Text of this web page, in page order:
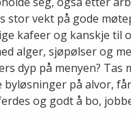
stor vekt på gode
kafeer og kanskje til
alger, sjøpølser og
dyp på menyen? Tas
på alvor,
og godt å bo,